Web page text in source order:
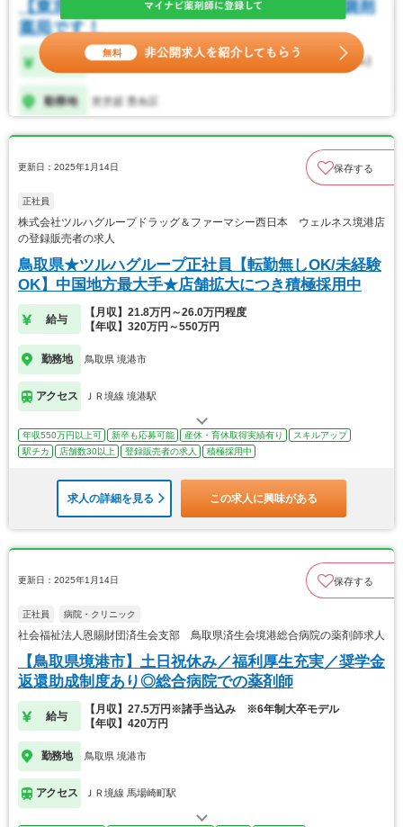
更新日：2025年1月14日 保存する
正社員
株式会社ツルハグループドラッグ＆ファーマシー西日本 ウェルネス境港店
の登録販売者の求人
鳥取県★ツルハグループ正社員【転勤無しOK/未経験
OK】中国地方最大手★店舗拡大につき積極採用中
給与
【月収】21.8万円～26.0万円程度
【年収】320万円～550万円
勤務地 鳥取県 境港市
アクセス ＪＲ境線 境港駅
年収550万円以上可 新卒も応募可能 産休・育休取得実績有り
スキルアップ
駅チカ
店舗数30以上 登録販売者の求人 積極採用中
求人の詳細を見る この求人に興味がある
更新日：2025年1月14日 保存する
正社員 病院・クリニック
社会福祉法人恩賜財団済生会支部 鳥取県済生会境港総合病院の薬剤師求人
【鳥取県境港市】土日祝休み／福利厚生充実／奨学金
返還助成制度あり◎総合病院での薬剤師
給与
【月収】27.5万円※諸手当込み ※6年制大卒モデル
【年収】420万円
勤務地 鳥取県 境港市
アクセス ＪＲ境線 馬場崎町駅